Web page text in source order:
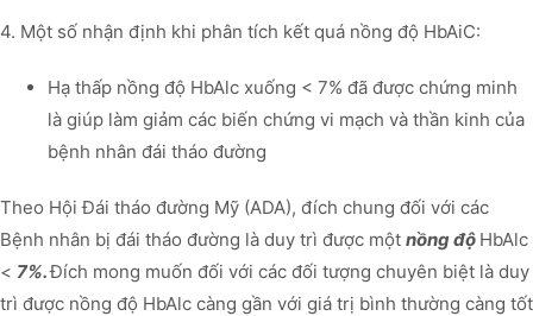
4. Một số nhận định khi phân tích kết quá nồng độ HbAiC:
Hạ thấp nồng độ HbAlc xuống < 7% đã được chứng minh
là giúp làm giảm các biến chứng vi mạch và thần kinh của
bệnh nhân đái tháo đường
Theo Hội Đái tháo đường Mỹ (ADA), đích chung đối với các
Bệnh nhân bị đái tháo đường là duy trì được một nồng độ HbAlc
< 7%.Đích mong muốn đối với các đối tượng chuyên biệt là duy
trì được nồng độ HbAlc càng gần với giá trị bình thường càng tốt